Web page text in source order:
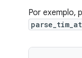
Por exemplo,